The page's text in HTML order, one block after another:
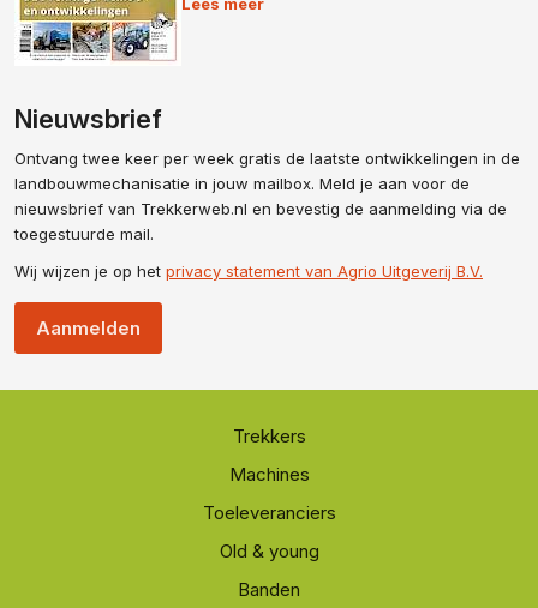
Lees meer
Nieuwsbrief
Ontvang twee keer per week gratis de laatste ontwikkelingen in de
landbouwmechanisatie in jouw mailbox. Meld je aan voor de
nieuwsbrief van Trekkerweb.nl en bevestig de aanmelding via de
toegestuurde mail.
Wij wijzen je op het privacy statement van Agrio Uitgeverij B.V.
Aanmelden
Trekkers
Machines
Toeleveranciers
Old & young
Banden